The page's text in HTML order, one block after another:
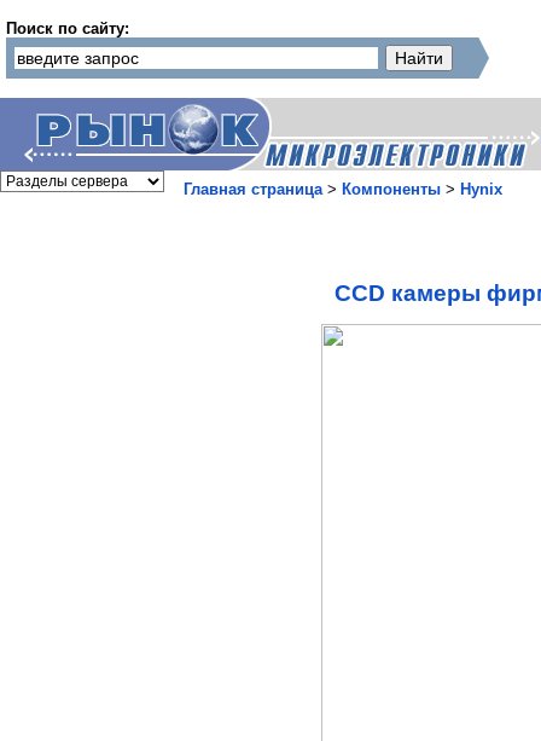
Поиск по сайту:
Главная страница> Компоненты > Hynix
CCD камеры